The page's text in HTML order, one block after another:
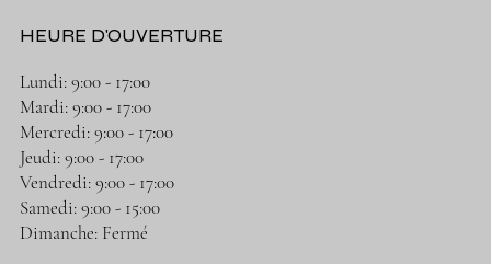
HEURE D'OUVERTURE
Lundi: 9:00 - 17:00
Mardi: 9:00 - 17:00
Mercredi: 9:00 - 17:00
Jeudi: 9:00 - 17:00
Vendredi: 9:00 - 17:00
Samedi: 9:00 - 15:00
Dimanche: Fermé